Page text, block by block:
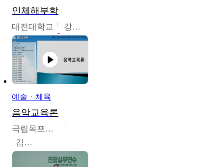
인체해부학
대전대학교 강지혁
예술ㆍ체육
음악교육론
국립목포대학교
김신영